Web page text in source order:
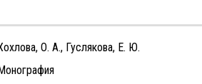
О. А., Гуслякова, Е. Ю.